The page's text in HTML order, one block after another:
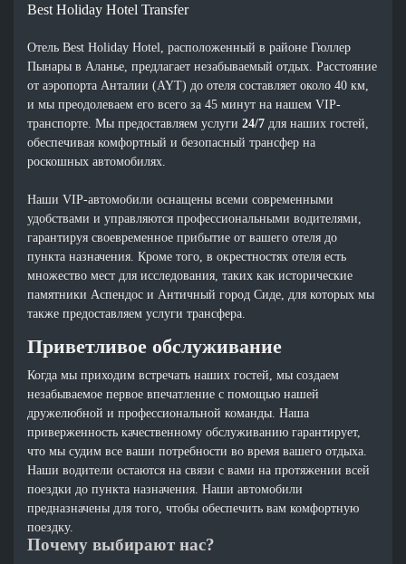
Best Holiday Hotel Transfer
Отель Best Holiday Hotel, расположенный в районе Гюллер
Пынары в Аланье, предлагает незабываемый отдых. Расстояние
от аэропорта Анталии (AYT) до отеля составляет около 40 км,
и мы преодолеваем его всего за 45 минут на нашем VIP-
транспорте. Мы предоставляем услуги24/7 для наших гостей,
обеспечивая комфортный и безопасный трансфер на
роскошных автомобилях.
Наши VIP-автомобили оснащены всеми современными
удобствами и управляются профессиональными водителями,
гарантируя своевременное прибытие от вашего отеля до
пункта назначения. Кроме того, в окрестностях отеля есть
множество мест для исследования, таких как исторические
памятники Аспендос и Античный город Сиде, для которых мы
также предоставляем услуги трансфера.
Приветливое обслуживание
Когда мы приходим встречать наших гостей, мы создаем
незабываемое первое впечатление с помощью нашей
дружелюбной и профессиональной команды. Наша
приверженность качественному обслуживанию гарантирует,
что мы судим все ваши потребности во время вашего отдыха.
Наши водители остаются на связи с вами на протяжении всей
поездки до пункта назначения. Наши автомобили
предназначены для того, чтобы обеспечить вам комфортную
поездку.
Почему выбирают нас?